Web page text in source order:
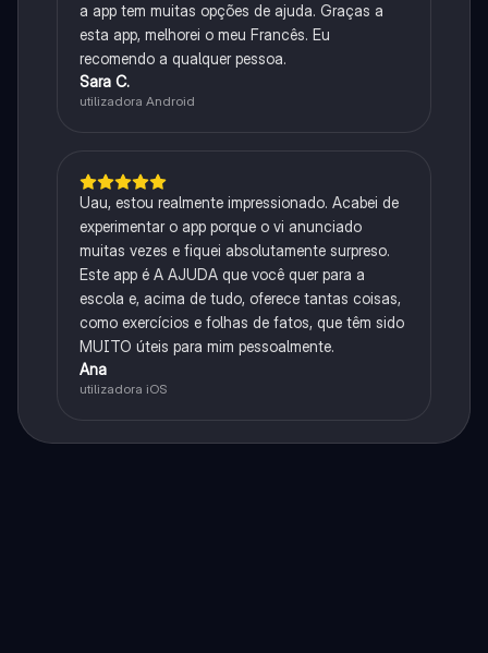
a app tem muitas opções de ajuda. Graças a
esta app, melhorei o meu Francês. Eu
recomendo a qualquer pessoa.
Sara C.
utilizadora Android
Uau, estou realmente impressionado. Acabei de
experimentar o app porque o vi anunciado
muitas vezes e fiquei absolutamente surpreso.
Este app é A AJUDA que você quer para a
escola e, acima de tudo, oferece tantas coisas,
como exercícios e folhas de fatos, que têm sido
MUITO úteis para mim pessoalmente.
Ana
utilizadora iOS